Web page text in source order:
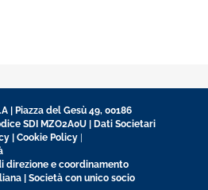
| Piazza del Gesù 49, 00186
SDI MZO2A0U |
Dati Societari
Cookie Policy
e coordinamento
| Società con unico socio